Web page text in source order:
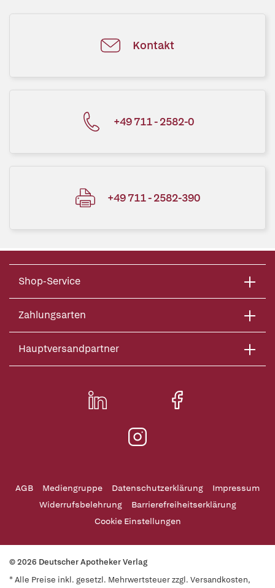
Kontakt
+49 711 - 2582-0
+49 711 - 2582-390
Shop-Service
Zahlungsarten
Hauptversandpartner
AGB Mediengruppe Datenschutzerklärung
Impressum
Widerrufsbelehrung
Barrierefreiheitserklärung
Cookie Einstellungen
© 2026 Deutscher Apotheker Verlag
* Alle Preise inkl. gesetzl. Mehrwertsteuer zzgl. Versandkosten,